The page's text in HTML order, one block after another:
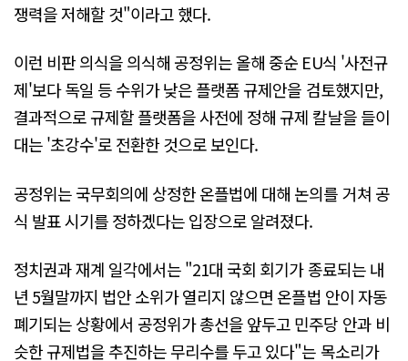
쟁력을 저해할 것"이라고 했다.
이런 비판 의식을 의식해 공정위는 올해 중순 EU식 '사전규
제'보다 독일 등 수위가 낮은 플랫폼 규제안을 검토했지만,
결과적으로 규제할 플랫폼을 사전에 정해 규제 칼날을 들이
대는 '초강수'로 전환한 것으로 보인다.
공정위는 국무회의에 상정한 온플법에 대해 논의를 거쳐 공
식 발표 시기를 정하겠다는 입장으로 알려졌다.
정치권과 재계 일각에서는 "21대 국회 회기가 종료되는 내
년 5월말까지 법안 소위가 열리지 않으면 온플법 안이 자동
폐기되는 상황에서 공정위가 총선을 앞두고 민주당 안과 비
슷한 규제법을 추진하는 무리수를 두고 있다"는 목소리가